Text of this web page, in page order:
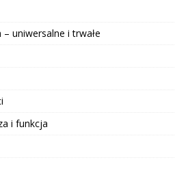
uniwersalne i trwałe
i funkcja